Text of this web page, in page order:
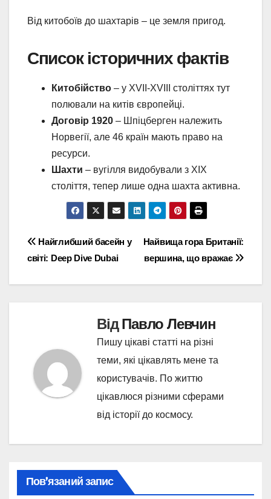
Від китобоїв до шахтарів – це земля пригод.
Список історичних фактів
Китобійство – у XVII-XVIII століттях тут
полювали на китів європейці.
Договір 1920 – Шпіцберген належить
Норвегії, але 46 країн мають право на
ресурси.
Шахти – вугілля видобували з XIX
століття, тепер лише одна шахта активна.
Навігація
записів
Найвища гора Британії:
вершина, що вражає
Найглибший басейн у
світі: Deep Dive Dubai
ВідПавло Левчин
Пишу цікаві статті на різні
теми, які цікавлять мене та
користувачів. По життю
цікавлюся різними сферами
від історії до космосу.
Пов’язаний запис